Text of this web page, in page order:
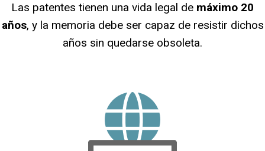
Las patentes tienen una vida legal de máximo 20
años, y la memoria debe ser capaz de resistir dichos
años sin quedarse obsoleta.